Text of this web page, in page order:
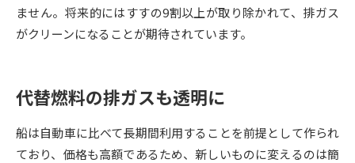
来場型・Web型イベント特集 夢ナビライブ
志望校・出願校を調べる
ません。将来的にはすすの9割以上が取り除かれて、排ガス
がクリーンになることが期待されています。
代替燃料の排ガスも透明に
船は自動車に比べて長期間利用することを前提として作られ
ており、価格も高額であるため、新しいものに変えるのは簡